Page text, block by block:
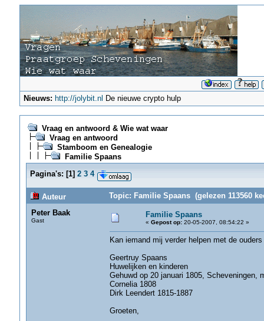
Nieuws: http://jolybit.nl De nieuwe crypto hulp
Vraag en antwoord & Wie wat waar
Vraag en antwoord
Stamboom en Genealogie
Familie Spaans
Pagina's: [1] 2 3 4
Auteur
Topic: Familie Spaans (gelezen 113560
Peter Baak
Gast
Familie Spaans
« Gepost op:20-05-2007, 08:54:22 »
Kan iemand mij verder helpen met de
Geertruy Spaans
Huwelijken en kinderen
Gehuwd op 20 januari 1805, Scheveningen,
Cornelia 1808
Dirk Leendert 1815-1887
Groeten,